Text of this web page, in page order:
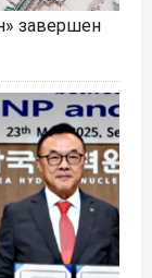
завершен